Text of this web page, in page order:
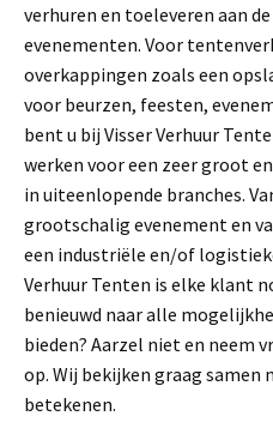
verhuren en toeleveren aan
evenementen. Voor
overkappingen zoals een
voor beurzen, feesten,
bent u bij Visser Verhuur
werken voor een zeer groot
in uiteenlopende branches.
grootschalig evenement en
een industriële en/of
Verhuur Tenten is elke klant
benieuwd naar alle
bieden? Aarzel niet en neem
op. Wij bekijken graag samen
betekenen.